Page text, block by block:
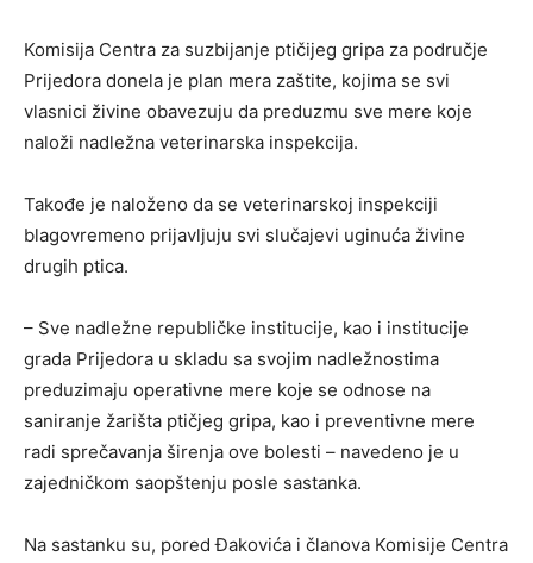
Komisija Centra za suzbijanje ptičijeg gripa za područje
Prijedora donela je plan mera zaštite, kojima se svi
vlasnici živine obavezuju da preduzmu sve mere koje
naloži nadležna veterinarska inspekcija.
Takođe je naloženo da se veterinarskoj inspekciji
blagovremeno prijavljuju svi slučajevi uginuća živine
drugih ptica.
– Sve nadležne republičke institucije, kao i institucije
grada Prijedora u skladu sa svojim nadležnostima
preduzimaju operativne mere koje se odnose na
saniranje žarišta ptičjeg gripa, kao i preventivne mere
radi sprečavanja širenja ove bolesti – navedeno je u
zajedničkom saopštenju posle sastanka.
Na sastanku su, pored Đakovića i članova Komisije Centra